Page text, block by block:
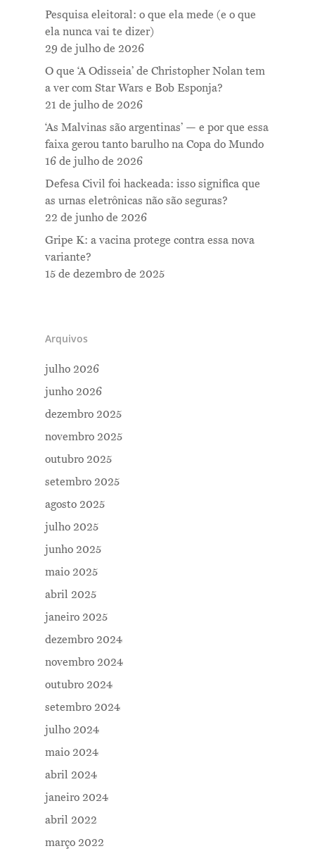
Pesquisa eleitoral: o que ela mede (e o que
ela nunca vai te dizer)
29 de julho de 2026
O que ‘A Odisseia’ de Christopher Nolan tem
a ver com Star Wars e Bob Esponja?
21 de julho de 2026
‘As Malvinas são argentinas’ — e por que essa
faixa gerou tanto barulho na Copa do Mundo
16 de julho de 2026
Defesa Civil foi hackeada: isso significa que
as urnas eletrônicas não são seguras?
22 de junho de 2026
Gripe K: a vacina protege contra essa nova
variante?
15 de dezembro de 2025
Arquivos
julho 2026
junho 2026
dezembro 2025
novembro 2025
outubro 2025
setembro 2025
agosto 2025
julho 2025
junho 2025
maio 2025
abril 2025
janeiro 2025
dezembro 2024
novembro 2024
outubro 2024
setembro 2024
julho 2024
maio 2024
abril 2024
janeiro 2024
abril 2022
março 2022